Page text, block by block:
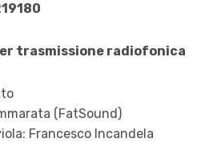
trasmissione radiofonica
(FatSound)
Francesco Incandela